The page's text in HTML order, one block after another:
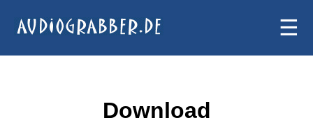
☰
Download